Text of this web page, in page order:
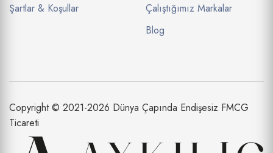
Şartlar & Koşullar
Çalıştığımız Markalar
Blog
Copyright © 2021-2026 Dünya Çapında Endişesiz FMCG
Ticareti